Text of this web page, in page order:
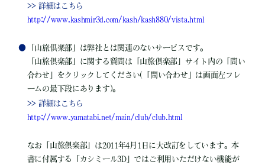
>> 詳細はこちら
http://www.kashmir3d.com/kash/kash880/vista.html
●
「山旅倶楽部」は弊社とは関連のないサービスです。
「山旅倶楽部」に関する質問は「山旅倶楽部」サイト内の「問い
合わせ」をクリックしてください(「問い合わせ」は画面左フレ
ームの最下段にあります)。
>> 詳細はこちら
http://www.yamatabi.net/main/club/club.html
なお「山旅倶楽部」は2011年4月1日に大改訂をしています。本
書に付属する「カシミール3D」ではご利用いただけない機能が